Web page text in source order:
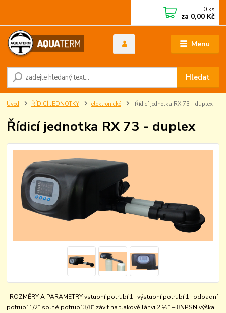
Menu
Hledat
0 ks
za 0,00 Kč
Úvod ŘÍDICÍ JEDNOTKY elektronické Řídicí jednotka RX 73 - duplex
Řídicí jednotka RX 73 - duplex
ROZMĚRY A PARAMETRY vstupní potrubí 1“ výstupní potrubí 1“ odpadní
potrubí 1/2“ solné potrubí 3/8“ závit na tlakově láhvi 2 ½“ – 8NPSN výška